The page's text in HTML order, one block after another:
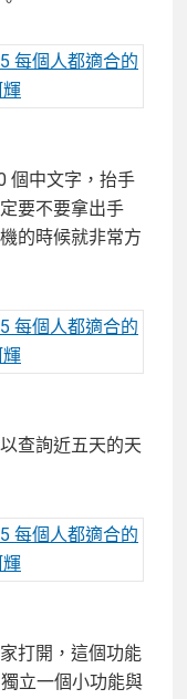
個中文字，抬手
要不要拿出手
的時候就非常方
查詢近五天的天
打開，這個功能
立一個小功能與